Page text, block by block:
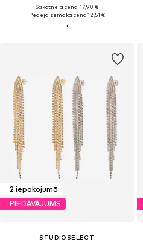
Sākotnējā cena: 17,90 €
Pēdējā zemākā cena:12,51 €
2 iepakojumā
PIEDĀVĀJUMS
STUDIOSELECT